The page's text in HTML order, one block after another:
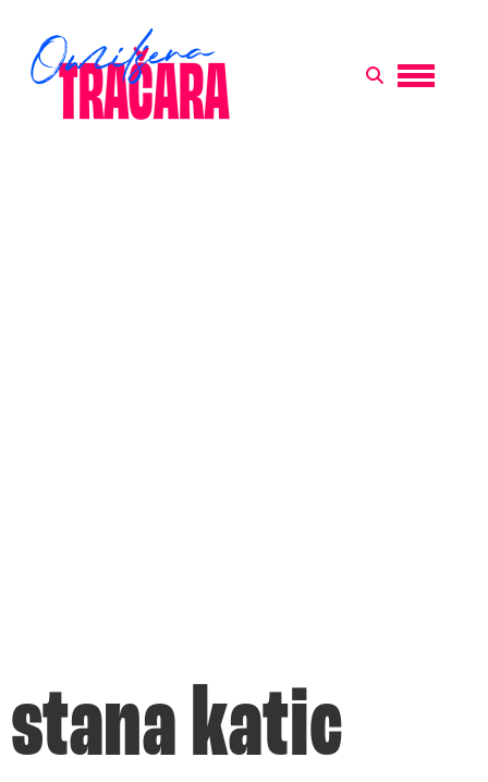
stana katic